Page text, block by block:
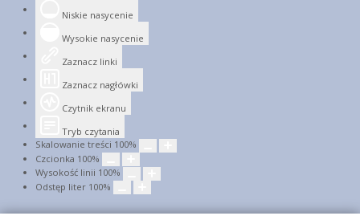
Niskie nasycenie
Wysokie nasycenie
Zaznacz linki
Zaznacz nagłówki
Czytnik ekranu
Tryb czytania
Skalowanie treści 100%
Czcionka 100%
Wysokość linii 100%
Odstęp liter 100%